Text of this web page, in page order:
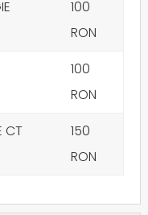
100
RON
100
RON
CT
150
RON